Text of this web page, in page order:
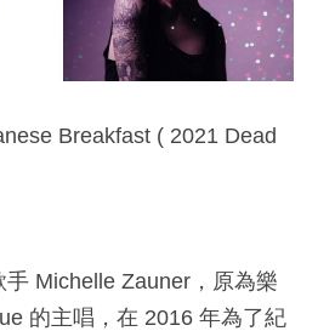
Breakfast ( 2021 Dead
Michelle Zauner，原為樂
的主唱，在 2016 年為了紀